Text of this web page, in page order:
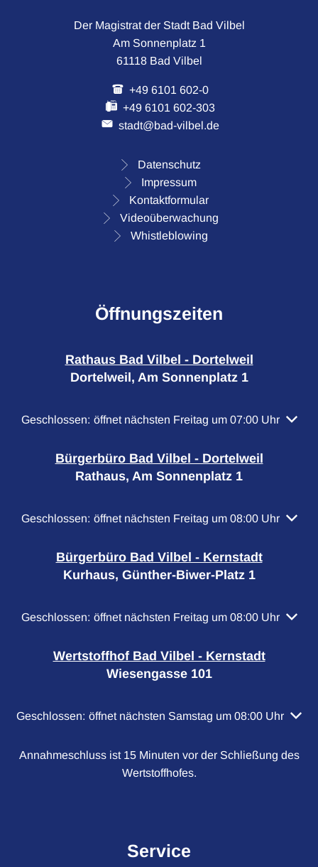
Der Magistrat der Stadt Bad Vilbel
Am Sonnenplatz 1
61118 Bad Vilbel
+49 6101 602-0
+49 6101 602-303
stadt@bad-vilbel.de
Datenschutz
Impressum
Kontaktformular
Videoüberwachung
Whistleblowing
Öffnungszeiten
Rathaus Bad Vilbel - Dortelweil
Dortelweil, Am Sonnenplatz 1
Klicken, um weitere Öffnungs- oder Schließzeiten
Geschlossen: öffnet nächsten Freitag um 07:00 Uhr
Bürgerbüro Bad Vilbel - Dortelweil
Rathaus, Am Sonnenplatz 1
Klicken, um weitere Öffnungs- oder Schließzeiten
Geschlossen: öffnet nächsten Freitag um 08:00 Uhr
Bürgerbüro Bad Vilbel - Kernstadt
Kurhaus, Günther-Biwer-Platz 1
Klicken, um weitere Öffnungs- oder Schließzeiten
Geschlossen: öffnet nächsten Freitag um 08:00 Uhr
Wertstoffhof Bad Vilbel - Kernstadt
Wiesengasse 101
Klicken, um weitere Öffnungs- oder Schließzeiten
Geschlossen: öffnet nächsten Samstag um 08:00 Uhr
Annahmeschluss ist 15 Minuten vor der Schließung des
Wertstoffhofes.
Service